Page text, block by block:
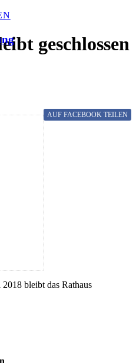
geschlossen
AUF FACEBOOK TEILEN
bleibt das Rathaus